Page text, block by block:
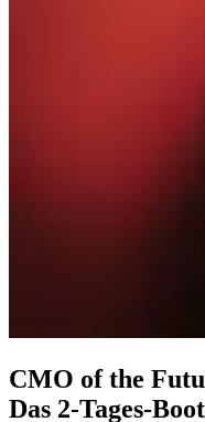
CMO of the
Das 2-Tages-